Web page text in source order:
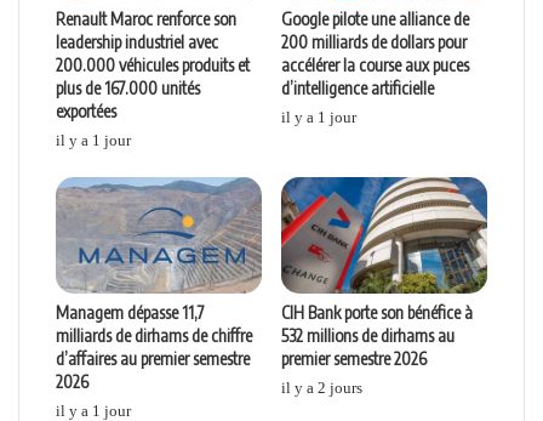
Renault Maroc renforce son
leadership industriel avec
200.000 véhicules produits et
plus de 167.000 unités
exportées
il y a 1 jour
Google pilote une alliance de
200 milliards de dollars pour
accélérer la course aux puces
d’intelligence artificielle
il y a 1 jour
Managem dépasse 11,7
milliards de dirhams de chiffre
d’affaires au premier semestre
2026
il y a 1 jour
CIH Bank porte son bénéfice à
532 millions de dirhams au
premier semestre 2026
il y a 2 jours